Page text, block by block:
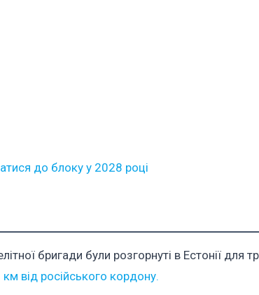
до блоку у 2028 році
бригади були розгорнуті в Естонії для
від російського кордону.